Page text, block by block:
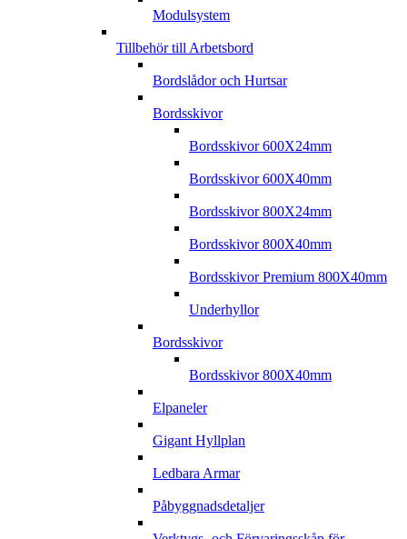
Modulsystem
Tillbehör till Arbetsbord
Bordslådor och Hurtsar
Bordsskivor
Bordsskivor 600X24mm
Bordsskivor 600X40mm
Bordsskivor 800X24mm
Bordsskivor 800X40mm
Bordsskivor Premium 800X40mm
Underhyllor
Bordsskivor
Bordsskivor 800X40mm
Elpaneler
Gigant Hyllplan
Ledbara Armar
Påbyggnadsdetaljer